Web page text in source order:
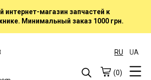
интернет-магазин запчастей к
Минимальный заказ 1000 грн.
RU UA
(0)